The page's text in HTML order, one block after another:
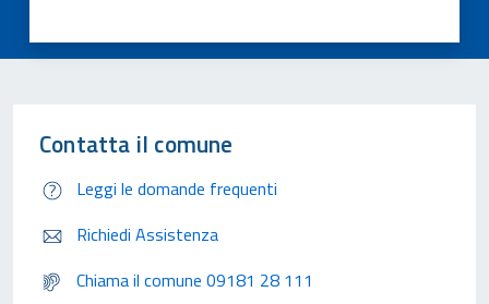
Contatta il comune
Leggi le domande frequenti
Richiedi Assistenza
Chiama il comune 09181 28 111